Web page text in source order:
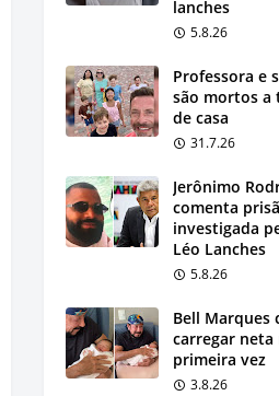
lanches
5.8.26
Professora e
são mortos a
de casa
31.7.26
Jerônimo
comenta
investigada
Léo Lanches
5.8.26
Bell Marques
carregar neta
primeira vez
3.8.26